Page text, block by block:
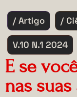
/ Artigo /
V.10 N.1 2024
E se
nas suas